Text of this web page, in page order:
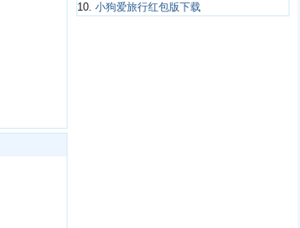
10. 小狗爱旅行红包版下载